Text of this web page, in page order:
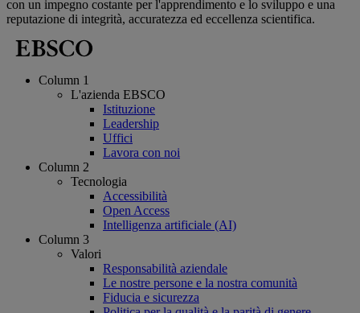
con un impegno costante per l'apprendimento e lo sviluppo e una
reputazione di integrità, accuratezza ed eccellenza scientifica.
Column 1
L'azienda EBSCO
Istituzione
Leadership
Uffici
Lavora con noi
Column 2
Tecnologia
Accessibilità
Open Access
Intelligenza artificiale (AI)
Column 3
Valori
Responsabilità aziendale
Le nostre persone e la nostra comunità
Fiducia e sicurezza